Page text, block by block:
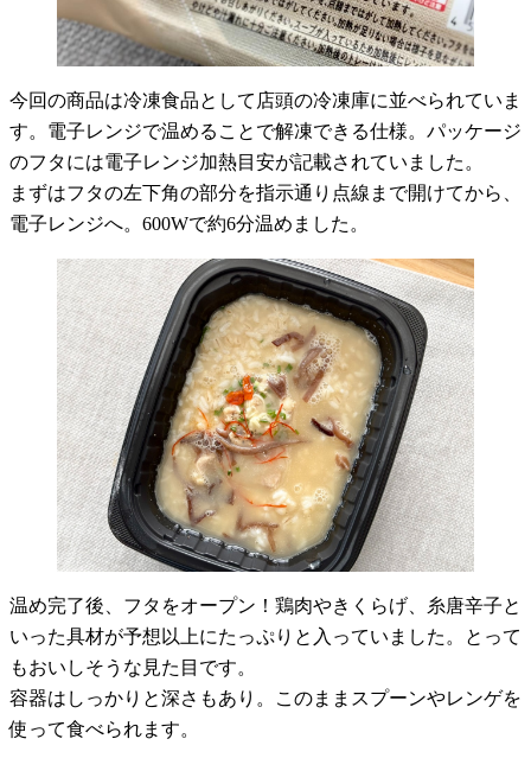
今回の商品は冷凍食品として店頭の冷凍庫に並べられていま
す。電子レンジで温めることで解凍できる仕様。パッケージ
のフタには電子レンジ加熱目安が記載されていました。
まずはフタの左下角の部分を指示通り点線まで開けてから、
電子レンジへ。600Wで約6分温めました。
温め完了後、フタをオープン！鶏肉やきくらげ、糸唐辛子と
いった具材が予想以上にたっぷりと入っていました。とって
もおいしそうな見た目です。
容器はしっかりと深さもあり。このままスプーンやレンゲを
使って食べられます。